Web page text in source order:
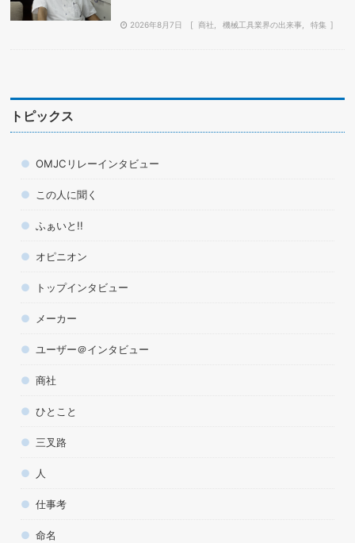
2026年8月7日 商社 機械工具業界の出来事 特集
トピックス
OMJCリレーインタビュー
この人に聞く
ふぁいと!!
オピニオン
トップインタビュー
メーカー
ユーザー＠インタビュー
商社
ひとこと
三叉路
人
仕事考
命名